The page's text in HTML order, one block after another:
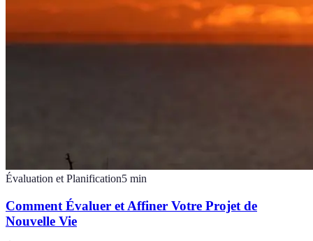
Évaluation et Planification5 min
Comment Évaluer et Affiner Votre Projet de
Nouvelle Vie